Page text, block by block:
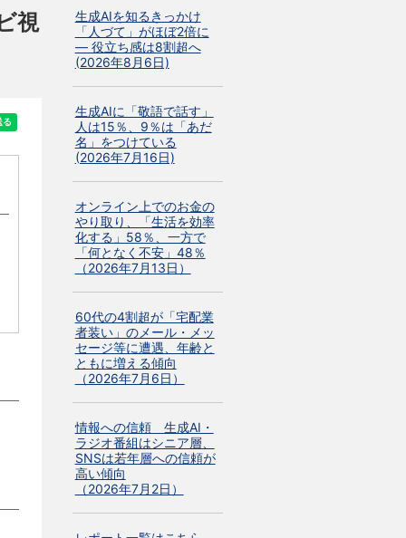
視
生成AIを知るきっかけ
「人づて」がほぼ2倍に
― 役立ち感は8割超へ
(2026年8月6日)
生成AIに「敬語で話す」
人は15％、9％は「あだ
名」をつけている
(2026年7月16日)
オンライン上でのお金の
やり取り、「生活を効率
化する」58％、一方で
「何となく不安」48％
（2026年7月13日）
60代の4割超が「宅配業
者装い」のメール・メッ
セージ等に遭遇、年齢と
ともに増える傾向
（2026年7月6日）
情報への信頼 生成AI・
ラジオ番組はシニア層、
SNSは若年層への信頼が
高い傾向
（2026年7月2日）